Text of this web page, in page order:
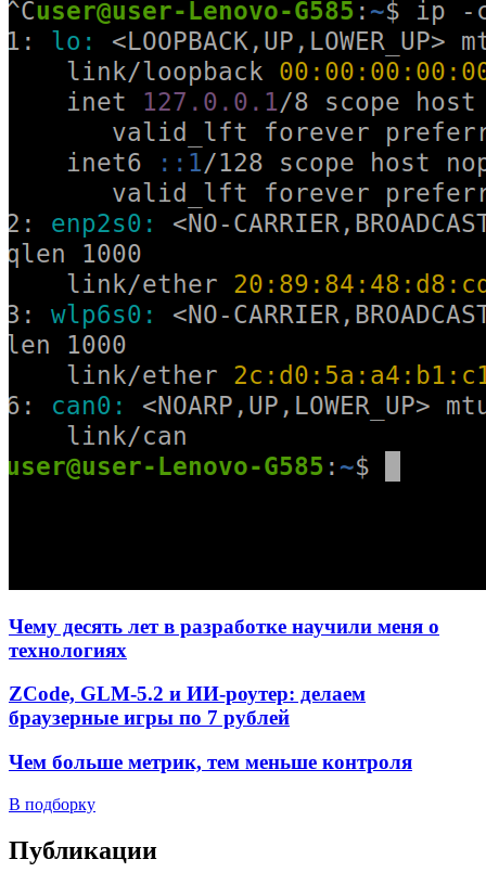
Чему десять лет в разработке научили меня о
технологиях
ZCode, GLM-5.2 и ИИ-роутер: делаем
браузерные игры по 7 рублей
Чем больше метрик, тем меньше контроля
В подборку
Публикации